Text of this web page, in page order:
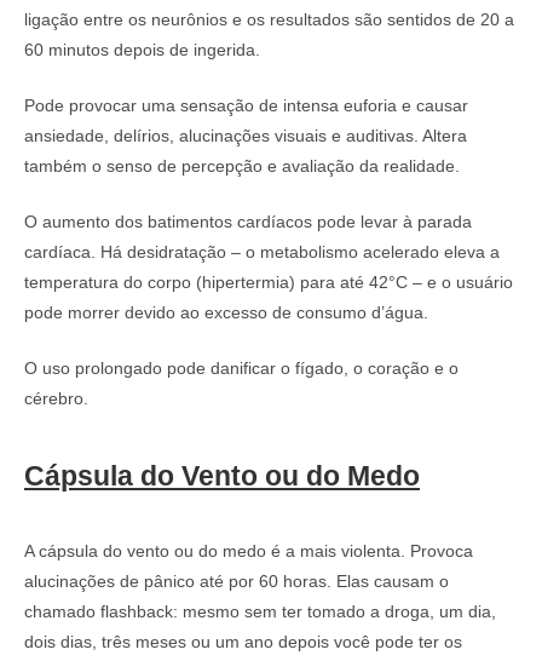
ligação entre os neurônios e os resultados são sentidos de 20 a
60 minutos depois de ingerida.
Pode provocar uma sensação de intensa euforia e causar
ansiedade, delírios, alucinações visuais e auditivas. Altera
também o senso de percepção e avaliação da realidade.
O aumento dos batimentos cardíacos pode levar à parada
cardíaca. Há desidratação – o metabolismo acelerado eleva a
temperatura do corpo (hipertermia) para até 42°C – e o usuário
pode morrer devido ao excesso de consumo d’água.
O uso prolongado pode danificar o fígado, o coração e o
cérebro.
Cápsula do Vento ou do Medo
A cápsula do vento ou do medo é a mais violenta. Provoca
alucinações de pânico até por 60 horas. Elas causam o
chamado flashback: mesmo sem ter tomado a droga, um dia,
dois dias, três meses ou um ano depois você pode ter os